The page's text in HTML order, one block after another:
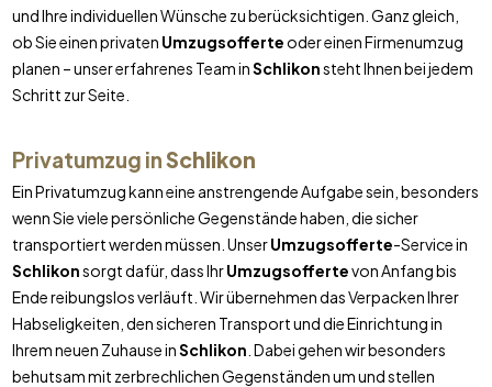
und Ihre individuellen Wünsche zu berücksichtigen. Ganz gleich,
ob Sie einen privaten Umzugsofferteoder einen Firmenumzug
planen – unser erfahrenes Team inSchlikonsteht Ihnen bei jedem
Schritt zur Seite.
Privatumzug inSchlikon
Ein Privatumzug kann eine anstrengende Aufgabe sein, besonders
wenn Sie viele persönliche Gegenstände haben, die sicher
transportiert werden müssen. UnserUmzugsofferte-Service in
Schlikonsorgt dafür, dass IhrUmzugsoffertevon Anfang bis
Ende reibungslos verläuft. Wir übernehmen das Verpacken Ihrer
Habseligkeiten, den sicheren Transport und die Einrichtung in
Ihrem neuen Zuhause inSchlikon . Dabei gehen wir besonders
behutsam mit zerbrechlichen Gegenständen um und stellen